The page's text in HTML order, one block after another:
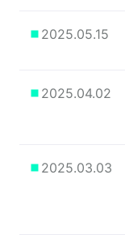
2025.05.15
2025.04.02
2025.03.03